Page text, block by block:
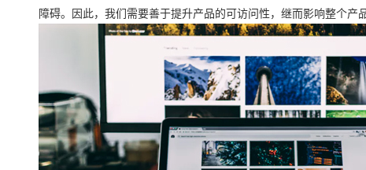
障碍。因此，我们需要善于提升产品的可访问性，继而影响整个产